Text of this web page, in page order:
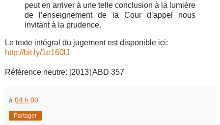
peut en arriver à une telle conclusion à la lumière
de l’enseignement de la Cour d’appel nous
invitant à la prudence.
Le texte intégral du jugement est disponible ici:
http://bit.ly/1e160lJ
Référence neutre: [2013] ABD 357
à 04 h 00
Partager